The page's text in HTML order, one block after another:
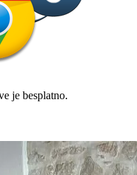
je besplatno.